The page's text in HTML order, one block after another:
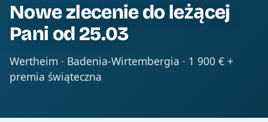
Nowe zlecenie do leżącej
Pani od 25.03
Wertheim · Badenia-Wirtembergia · 1 900 € +
premia świąteczna